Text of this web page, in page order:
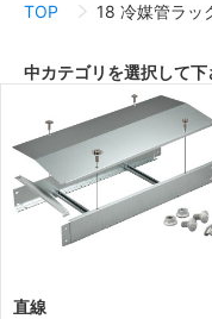
TOP 18 冷媒管ラッ
中カテゴリを選択して下
直線